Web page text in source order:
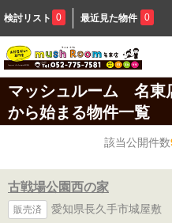
検討リスト 0 最近見た物件 0
マッシュルーム 名東
から始まる物件一覧
該当公開件数
古戦場公園西の家
販売済 愛知県長久手市城屋敷